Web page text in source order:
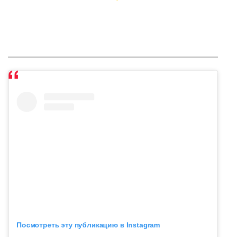
Посмотреть эту публикацию в Instagram